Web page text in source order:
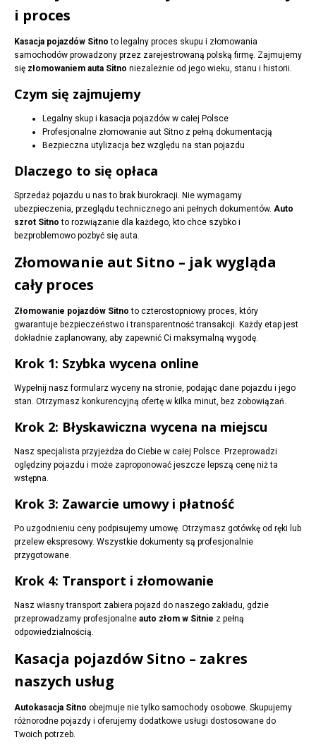
i proces
Kasacja pojazdów Sitno to legalny proces skupu i złomowania
samochodów prowadzony przez zarejestrowaną polską firmę. Zajmujemy
się złomowaniem auta Sitno niezależnie od jego wieku, stanu i historii.
Czym się zajmujemy
Legalny skup i kasacja pojazdów w całej Polsce
Profesjonalne złomowanie aut Sitno z pełną dokumentacją
Bezpieczna utylizacja bez względu na stan pojazdu
Dlaczego to się opłaca
Sprzedaż pojazdu u nas to brak biurokracji. Nie wymagamy
ubezpieczenia, przeglądu technicznego ani pełnych dokumentów. Auto
szrot Sitno to rozwiązanie dla każdego, kto chce szybko i
bezproblemowo pozbyć się auta.
Złomowanie aut Sitno – jak wygląda
cały proces
Złomowanie pojazdów Sitno to czterostopniowy proces, który
gwarantuje bezpieczeństwo i transparentność transakcji. Każdy etap jest
dokładnie zaplanowany, aby zapewnić Ci maksymalną wygodę.
Krok 1: Szybka wycena online
Wypełnij nasz formularz wyceny na stronie, podając dane pojazdu i jego
stan. Otrzymasz konkurencyjną ofertę w kilka minut, bez zobowiązań.
Krok 2: Błyskawiczna wycena na miejscu
Nasz specjalista przyjeżdża do Ciebie w całej Polsce. Przeprowadzi
oględziny pojazdu i może zaproponować jeszcze lepszą cenę niż ta
wstępna.
Krok 3: Zawarcie umowy i płatność
Po uzgodnieniu ceny podpisujemy umowę. Otrzymasz gotówkę od ręki lub
przelew ekspresowy. Wszystkie dokumenty są profesjonalnie
przygotowane.
Krok 4: Transport i złomowanie
Nasz własny transport zabiera pojazd do naszego zakładu, gdzie
przeprowadzamy profesjonalne auto złom w Sitnie z pełną
odpowiedzialnością.
Kasacja pojazdów Sitno – zakres
naszych usług
Autokasacja Sitno obejmuje nie tylko samochody osobowe. Skupujemy
różnorodne pojazdy i oferujemy dodatkowe usługi dostosowane do
Twoich potrzeb.